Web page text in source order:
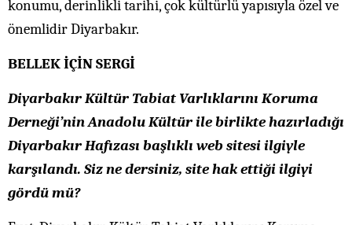
konumu, derinlikli tarihi, çok kültürlü yapısıyla özel ve
önemlidir Diyarbakır.
BELLEK İÇİN SERGİ
Diyarbakır Kültür Tabiat Varlıklarını Koruma
Derneği’nin Anadolu Kültür ile birlikte hazırladığı
Diyarbakır Hafızası başlıklı web sitesi ilgiyle
karşılandı. Siz ne dersiniz, site hak ettiği ilgiyi
gördü mü?